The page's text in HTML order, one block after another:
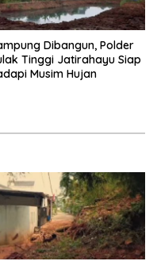
Dibangun, Polder
Tinggi Jatirahayu Siap
Musim Hujan